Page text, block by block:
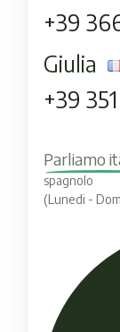
+39
Giulia
+39
Parliamo
spagnolo
(Lunedi -